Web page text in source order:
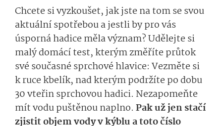
Chcete si vyzkoušet, jak jste na tom se svou
aktuální spotřebou a jestli by pro vás
úsporná hadice měla význam? Udělejte si
malý domácí test, kterým změříte průtok
své současné sprchové hlavice: Vezměte si
k ruce kbelík, nad kterým podržítepo dobu
30 vteřinsprcho­vou hadici. Nezapomeňte
mít vodu puštěnou naplno. Pak už jen stačí
zjistit objem vody v kýblu a toto číslo